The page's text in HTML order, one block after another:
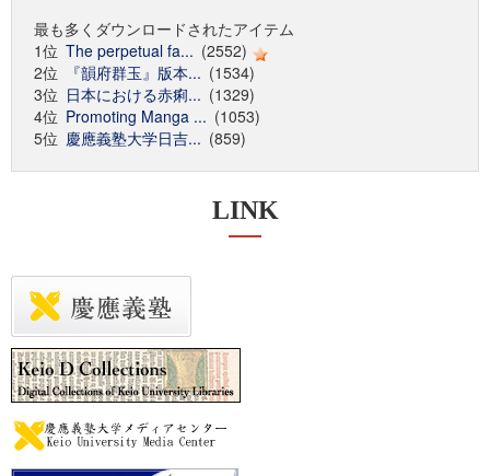
最も多くダウンロードされたアイテム
1位 The perpetual fa... (2552)
2位
『韻府群玉』版本... (1534)
3位 日本における赤痢... (1329)
4位 Promoting Manga ... (1053)
5位 慶應義塾大学日吉... (859)
LINK